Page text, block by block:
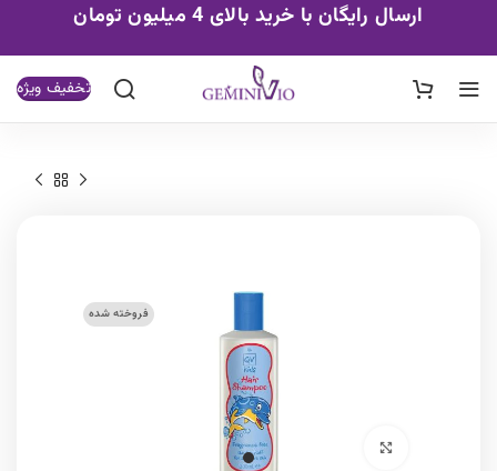
ارسال رایگان با خرید بالای 4 میلیون تومان
تخفیف ویژه
فروخته شده
برای بزرگنمایی کلیک کنید